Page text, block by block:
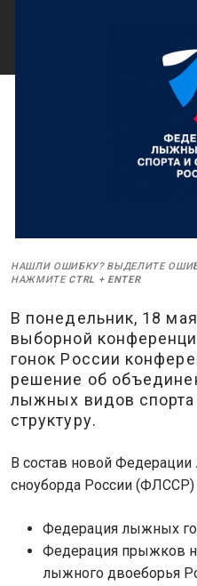
НАШЛИ ОШИБКУ? ВЫДЕЛИТЕ
НАЖМИТЕ CTRL + ENTER
В понедельник, 18
выборной
гонок России
решение об
лыжных видов
структуру.
В состав новой
сноуборда России
Федерация лыжных
Федерация прыжков
лыжного двоеборья